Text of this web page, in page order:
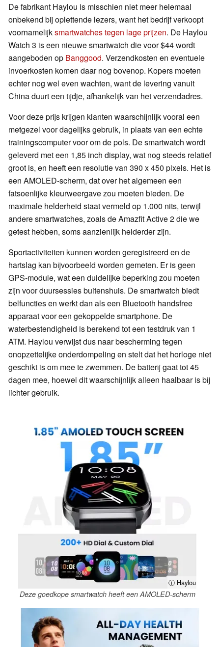
De fabrikant Haylou is misschien niet meer helemaal
onbekend bij oplettende lezers, want het bedrijf verkoopt
voornamelijksmartwatches tegen lage prijzen. De Haylou
Watch 3 is een nieuwe smartwatch die voor $44 wordt
aangeboden op Banggood. Verzendkosten en eventuele
invoerkosten komen daar nog bovenop. Kopers moeten
echter nog wel even wachten, want de levering vanuit
China duurt een tijdje, afhankelijk van het verzendadres.
Voor deze prijs krijgen klanten waarschijnlijk vooral een
metgezel voor dagelijks gebruik, in plaats van een echte
trainingscomputer voor om de pols. De smartwatch wordt
geleverd met een 1,85 inch display, wat nog steeds relatief
groot is, en heeft een resolutie van 390 x 450 pixels. Het is
een AMOLED-scherm, dat over het algemeen een
fatsoenlijke kleurweergave zou moeten bieden. De
maximale helderheid staat vermeld op 1.000 nits, terwijl
andere smartwatches, zoals de Amazfit Active 2 die we
getest hebben, soms aanzienlijk helderder zijn.
Sportactiviteiten kunnen worden geregistreerd en de
hartslag kan bijvoorbeeld worden gemeten. Er is geen
GPS-module, wat een duidelijke beperking zou moeten
zijn voor duursessies buitenshuis. De smartwatch biedt
belfuncties en werkt dan als een Bluetooth handsfree
apparaat voor een gekoppelde smartphone. De
waterbestendigheid is berekend tot een testdruk van 1
ATM. Haylou verwijst dus naar bescherming tegen
onopzettelijke onderdompeling en stelt dat het horloge niet
geschikt is om mee te zwemmen. De batterij gaat tot 45
dagen mee, hoewel dit waarschijnlijk alleen haalbaar is bij
lichter gebruik.
ⓘ Haylou
Deze goedkope smartwatch heeft een AMOLED-scherm